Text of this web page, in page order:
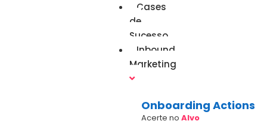
Cases
de
Sucesso
Inbound
Marketing
Onboarding Actions
Acerte noAlvo